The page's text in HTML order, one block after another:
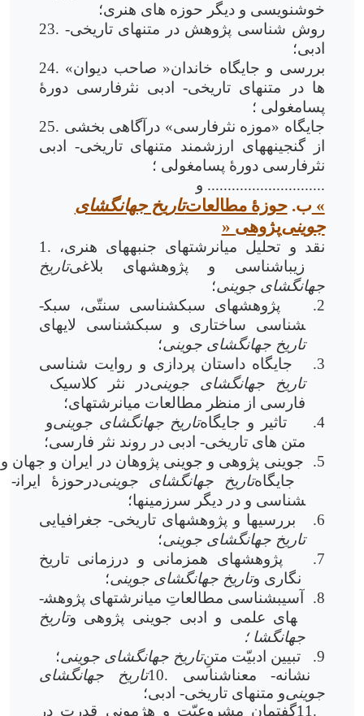
خوشنویسی و دیگر حوزه های هنری؛
23. روش شناسی پژوهش در متن­های تاریخی-
ادبی؛
24. بررسی و جایگاه خاندان« صاحب دیوان»
ها در متن­های تاریخی- ادبی نثرفارسی دورۀ
پسامغولی ؛
25. جایگاه «موزه نثرفارسی» درآگاهی بخشی
از گنجینه­های ارزشمند متن­های تاریخی- ادبی
نثرفارسی دورۀ پسامغولی ؛
و .............................
ب. حوزۀ مطالعات «
تاریخ جهانگشای
جوینی» پژوهی
1. نقد و تحلیل میان­رشته­ای جنبه­های هنری،
تاریخ
جهانگشای جوینی؛
2.
پژوهش­های سبک­شناسی سنتّی، سبک­
شناسی ساختاری و سبک­شناسی لایه­ای
تاریخ جهانگشای جوینی؛
3.
جایگاه داستان پردازی و روایت شناسی
تاریخ جهانگشای جوینی
فارسی از منظر مطالعات میان­رشته­ای؛
4.
تاثیر و جایگاه تاریخ جهانگشای جوینی
متن های تاریخی- ادبی در روند نثر فارسی؛
5.
جوینی پژوهی و جوینی پژوهان در ایران و جهان و
تاریخ جهانگشای جوینی
شناسی و در دیگر سرزمین­ها؛
6.
بررسی­ها و پژوهش­های تاریخی- جغرافیایی
تاریخ جهانگشای جوینی؛
7.
پژوهش­های همزمانی و درزمانی تاریخ
تاریخ جهانگشای جوینی؛
8.
آسیب­شناسی مطالعاتِ میان­رشته­ای پژوهش­
تاریخ
جهانگشا ؛
9.
تبیین ادبیّت متنِ تاریخ جهانگشای جوینی؛
تاریخ جهانگشای
جوینیو متن­های تاریخی- ادبی؛
11.گفتمان مشروعیّت و هژمونی قدرت در